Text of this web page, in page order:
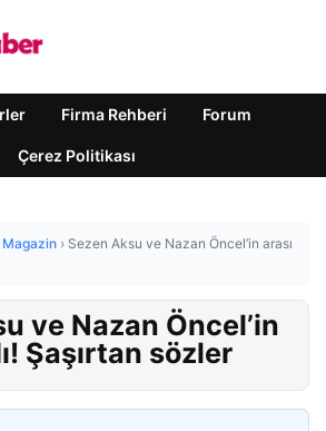
Firma Rehberi Forum
Çerez Politikası
Magazin › Sezen Aksu ve Nazan Öncel’in arası
ve Nazan Öncel’in
Şaşırtan sözler